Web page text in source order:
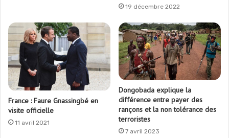
19 décembre 2022
France : Faure Gnassingbé en
visite officielle
11 avril 2021
Dongobada explique la
différence entre payer des
rançons et la non tolérance des
terroristes
7 avril 2023